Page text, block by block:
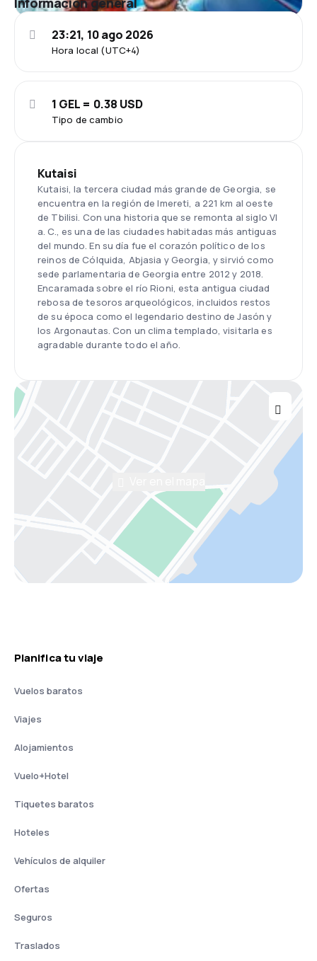
Hora local (UTC+4)
23:21, 10 ago 2026
Tipo de cambio
1 GEL = 0.38 USD
Kutaisi
Kutaisi, la tercera ciudad más grande de Georgia, se
encuentra en la región de Imereti, a 221 km al oeste
de Tbilisi. Con una historia que se remonta al siglo VI
a. C., es una de las ciudades habitadas más antiguas
del mundo. En su día fue el corazón político de los
reinos de Cólquida, Abjasia y Georgia, y sirvió como
sede parlamentaria de Georgia entre 2012 y 2018.
Encaramada sobre el río Rioni, esta antigua ciudad
rebosa de tesoros arqueológicos, incluidos restos
de su época como el legendario destino de Jasón y
los Argonautas. Con un clima templado, visitarla es
agradable durante todo el año.
Planifica tu viaje
Vuelos baratos
Viajes
Alojamientos
Vuelo+Hotel
Tiquetes baratos
Hoteles
Vehículos de alquiler
Ofertas
Seguros
Traslados